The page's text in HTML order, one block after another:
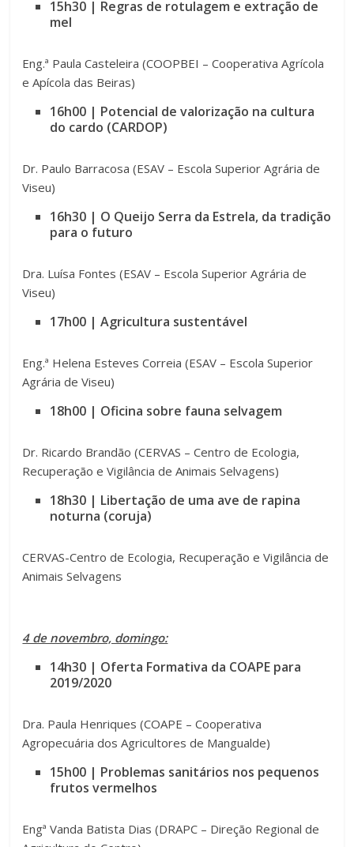
15h30 | Regras de rotulagem e extração de
mel
Eng.ª Paula Casteleira (COOPBEI – Cooperativa Agrícola
e Apícola das Beiras)
16h00 | Potencial de valorização na cultura
do cardo (CARDOP)
Dr. Paulo Barracosa (ESAV – Escola Superior Agrária de
Viseu)
16h30 | O Queijo Serra da Estrela, da tradição
para o futuro
Dra. Luísa Fontes (ESAV – Escola Superior Agrária de
Viseu)
17h00 | Agricultura sustentável
Eng.ª Helena Esteves Correia (ESAV – Escola Superior
Agrária de Viseu)
18h00 | Oficina sobre fauna selvagem
Dr. Ricardo Brandão (CERVAS – Centro de Ecologia,
Recuperação e Vigilância de Animais Selvagens)
18h30 | Libertação de uma ave de rapina
noturna (coruja)
CERVAS-Centro de Ecologia, Recuperação e Vigilância de
Animais Selvagens
4 de novembro, domingo:
14h30 | Oferta Formativa da COAPE para
2019/2020
Dra. Paula Henriques (COAPE – Cooperativa
Agropecuária dos Agricultores de Mangualde)
15h00 | Problemas sanitários nos pequenos
frutos vermelhos
Engª Vanda Batista Dias (DRAPC – Direção Regional de